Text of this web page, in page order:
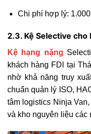
Chi phí hợp lý:
2.3. Kệ Selective cho
Kệ hạng nặng
khách hàng FDI tại
nhờ khả năng truy
chuẩn quản lý ISO,
tâm logistics Ninja
và kho nguyên liệu các